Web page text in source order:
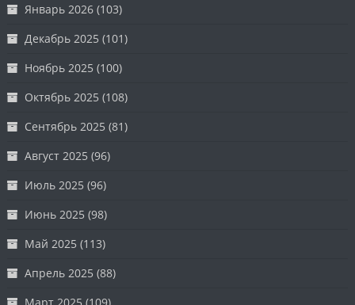
Январь 2026 (103)
Декабрь 2025 (101)
Ноябрь 2025 (100)
Октябрь 2025 (108)
Сентябрь 2025 (81)
Август 2025 (96)
Июль 2025 (96)
Июнь 2025 (98)
Май 2025 (113)
Апрель 2025 (88)